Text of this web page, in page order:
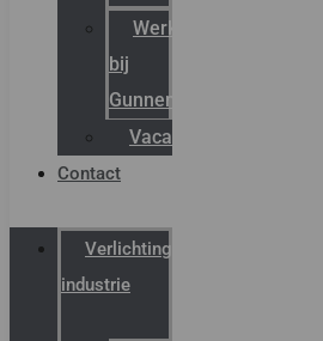
Werken
bij
Gunneman
Vacatures
Contact
Verlichting
industrie